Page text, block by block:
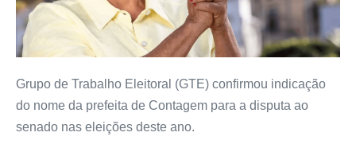
Grupo de Trabalho Eleitoral (GTE) confirmou indicação
do nome da prefeita de Contagem para a disputa ao
senado nas eleições deste ano.